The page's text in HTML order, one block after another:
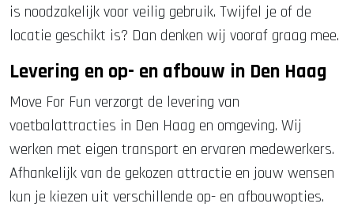
is noodzakelijk voor veilig gebruik. Twijfel je of de
locatie geschikt is? Dan denken wij vooraf graag mee.
Levering en op- en afbouw in Den Haag
Move For Fun verzorgt de levering van
voetbalattracties in Den Haag en omgeving. Wij
werken met eigen transport en ervaren medewerkers.
Afhankelijk van de gekozen attractie en jouw wensen
kun je kiezen uit verschillende op- en afbouwopties.